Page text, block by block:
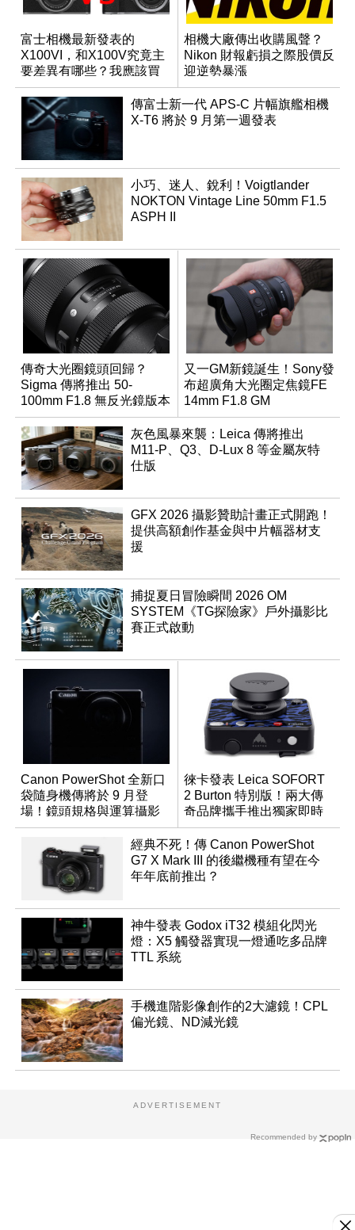
富士相機最新發表的
X100VI，和X100V究竟主
要差異有哪些？我應該買
哪一台？
相機大廠傳出收購風聲？
Nikon 財報虧損之際股價反
迎逆勢暴漲
傳富士新一代 APS-C 片幅旗艦相機
X-T6 將於 9 月第一週發表
小巧、迷人、銳利！Voigtlander
NOKTON Vintage Line 50mm F1.5
ASPH II
傳奇大光圈鏡頭回歸？
Sigma 傳將推出 50-
100mm F1.8 無反光鏡版本
又一GM新鏡誕生！Sony發
布超廣角大光圈定焦鏡FE
14mm F1.8 GM
灰色風暴來襲：Leica 傳將推出
M11-P、Q3、D-Lux 8 等金屬灰特
仕版
GFX 2026 攝影贊助計畫正式開跑！
提供高額創作基金與中片幅器材支
援
捕捉夏日冒險瞬間 2026 OM
SYSTEM《TG探險家》戶外攝影比
賽正式啟動
Canon PowerShot 全新口
袋隨身機傳將於 9 月登
場！鏡頭規格與運算攝影
升級成為焦點
徠卡發表 Leica SOFORT
2 Burton 特別版！兩大傳
奇品牌攜手推出獨家即時
成像相機
經典不死！傳 Canon PowerShot
G7 X Mark III 的後繼機種有望在今
年年底前推出？
神牛發表 Godox iT32 模組化閃光
燈：X5 觸發器實現一燈通吃多品牌
TTL 系統
手機進階影像創作的2大濾鏡！CPL
偏光鏡、ND減光鏡
Recommended by
ADVERTISEMENT